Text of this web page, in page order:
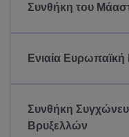
Συνθήκη του
Ενιαία Ευρωπαϊκή
Συνθήκη
Βρυξελλών